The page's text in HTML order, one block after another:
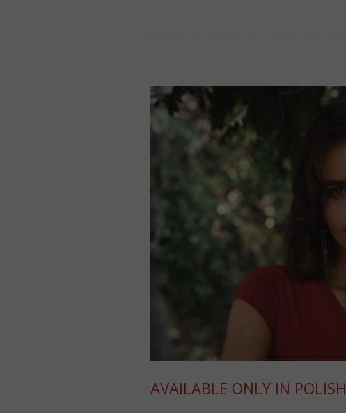
AVAILABLE ONLY IN POLISH